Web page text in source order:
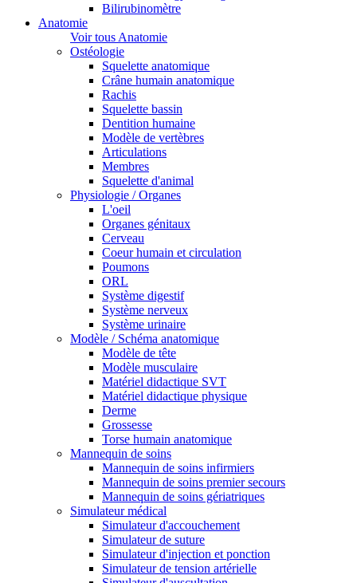
Bilirubinomètre
Anatomie
Voir tous Anatomie
Ostéologie
Squelette anatomique
Crâne humain anatomique
Rachis
Squelette bassin
Dentition humaine
Modèle de vertèbres
Articulations
Membres
Squelette d'animal
Physiologie / Organes
L'oeil
Organes génitaux
Cerveau
Coeur humain et circulation
Poumons
ORL
Système digestif
Système nerveux
Système urinaire
Modèle / Schéma anatomique
Modèle de tête
Modèle musculaire
Matériel didactique SVT
Matériel didactique physique
Derme
Grossesse
Torse humain anatomique
Mannequin de soins
Mannequin de soins infirmiers
Mannequin de soins premier secours
Mannequin de soins gériatriques
Simulateur médical
Simulateur d'accouchement
Simulateur de suture
Simulateur d'injection et ponction
Simulateur de tension artérielle